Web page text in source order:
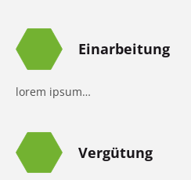
Einarbeitung
lorem ipsum…
Vergütung